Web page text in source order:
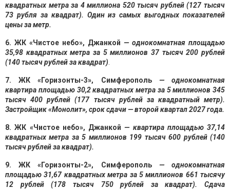
квадратных метра за 4 миллиона 520 тысяч рублей (127 тысяч
73 рубля за квадрат). Один из самых выгодных показателей
цены за метр.
6. ЖК «Чистое небо», Джанкой — однокомнатная площадью
35,98 квадратных метра за 5 миллионов 37 тысяч 200 рублей
(140 тысяч рублей за квадрат)
7. ЖК «Горизонты-3», Симферополь — однокомнатная
квартира площадью 30,2 квадратных метра за 5 миллионов 345
тысяч 400 рублей (177 тысяч рублей за квадратный метр).
Застройщик «Монолит», срок сдачи — второй квартал 2027 года.
8. ЖК «Чистое небо», Джанкой— квартира площадью 37,14
квадратных метра за 5 миллионов 199 тысяч 600 рублей (140
тысяч рублей за квадрат).
9. ЖК «Горизонты-2», Симферополь — однокомнатная
площадью 31,67 квадратных метра за 5 миллионов 661 тысячу
12 рублей (178 тысяч 750 рублей за квадрат). Сдача